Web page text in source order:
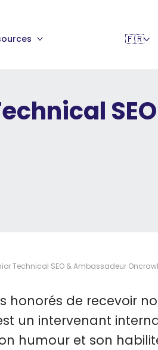
Technical SEO & Ambassadeur Oncrawl
honorés de recevoir
un intervenant
humour et son